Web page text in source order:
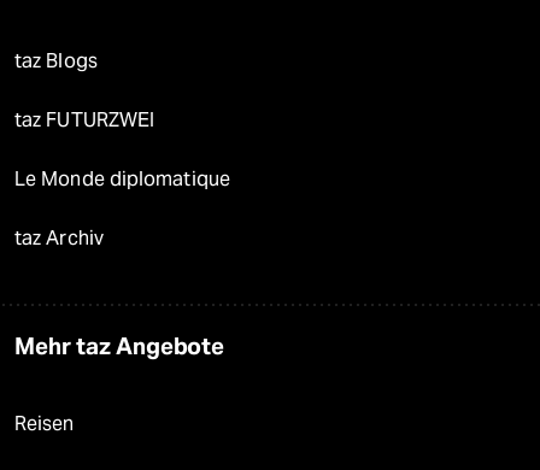
taz Blogs
taz FUTURZWEI
Le Monde diplomatique
taz Archiv
Mehr taz Angebote
Reisen